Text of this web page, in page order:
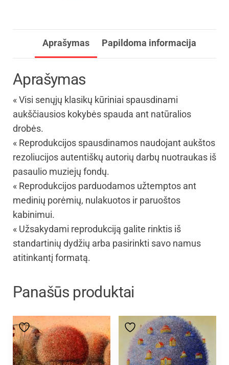
Aprašymas Papildoma informacija
Aprašymas
« Visi senųjų klasikų kūriniai spausdinami
aukščiausios kokybės spauda ant natūralios
drobės.
« Reprodukcijos spausdinamos naudojant aukštos
rezoliucijos autentiškų autorių darbų nuotraukas iš
pasaulio muziejų fondų.
« Reprodukcijos parduodamos užtemptos ant
medinių porėmių, nulakuotos ir paruoštos
kabinimui.
« Užsakydami reprodukciją galite rinktis iš
standartinių dydžių arba pasirinkti savo namus
atitinkantį formatą.
Panašūs produktai